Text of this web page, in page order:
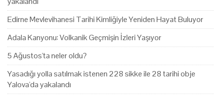
Edirne Mevlevihanesi Tarihi Kimliğiyle Yeniden Hayat Buluyor
Adala Kanyonu: Volkanik Geçmişin İzleri Yaşıyor
5 Ağustos'ta neler oldu?
Yasadığı yolla satılmak istenen 228 sikke ile 28 tarihi obje
Yalova'da yakalandı